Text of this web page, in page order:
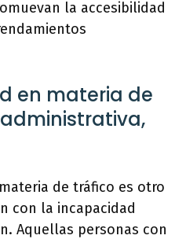
la accesibilidad
en materia de
de tráfico es otro
con la incapacidad
Aquellas personas con